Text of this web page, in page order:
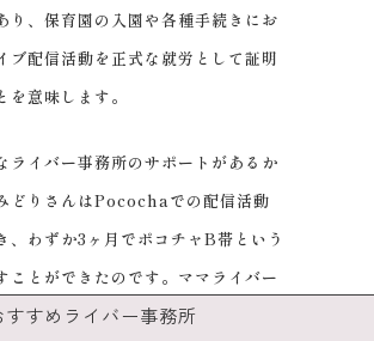
り、保育園の入園や各種手続きにお
ブ配信活動を正式な就労として証明
を意味します。
ライバー事務所のサポートがあるか
どりさんはPocochaでの配信活動
、わずか3ヶ月でポコチャB帯という
ことができたのです。ママライバー
ャリアを築きながら、家庭との両立
すすめライバー事務所